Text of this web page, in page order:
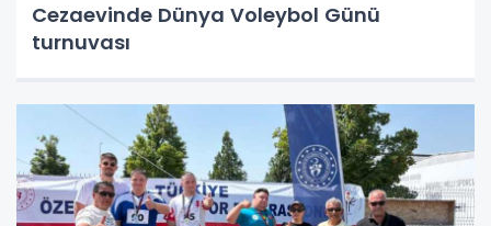
Cezaevinde Dünya Voleybol Günü
turnuvası